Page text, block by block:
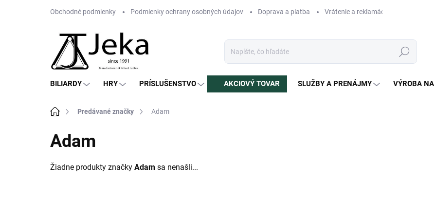
Obchodné podmienky Podmienky ochrany osobných údajov Doprava a platba Vrátenie a reklamácia
Hľadať
BILIARDY HRY PRÍSLUŠENSTVO AKCIOVÝ TOVAR SLUŽBY A PRENÁJMY VÝROBA NA
DomovPredávané značky Adam
Adam
Žiadne produkty značky Adam sa nenašli...